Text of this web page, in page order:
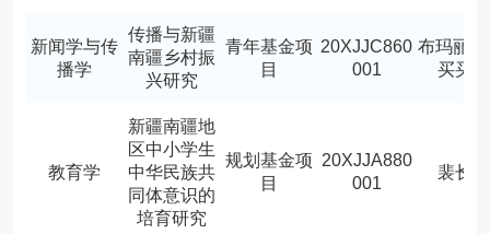
新闻学与传
播学
传播与新疆
南疆乡村振
兴研究
青年基金项
目
20XJJC860
001
布玛丽亚
买买提
教育学
新疆南疆地
区中小学生
中华民族共
同体意识的
培育研究
规划基金项
目
20XJJA880
001
裴长安